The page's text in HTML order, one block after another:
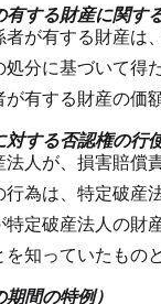
有する財産に関す
者が有する財産は
分に基づいて得
有する財産の価
対する否認権の行
法人が、損害賠償
為は、特定破産
特定破産法人の財
知っていたもの
期間の特例）